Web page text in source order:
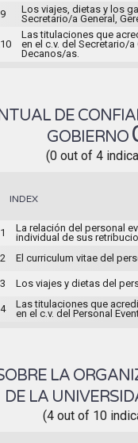
Los viajes, dietas y los
Secretario/a General,
Las titulaciones que
en el c.v. del Secretario/a
Decanos/as.
DE
GOBIERNO
(0 out of 4
INDEX
La relación del personal
individual de sus
El curriculum vitae del
Los viajes y dietas del
Las titulaciones que
en el c.v. del Personal
LA
DE LA
(4 out of 10